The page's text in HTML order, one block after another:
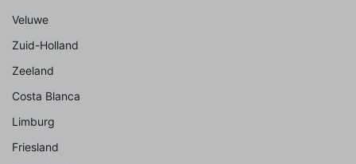
Veluwe
Zuid-Holland
Zeeland
Costa Blanca
Limburg
Friesland